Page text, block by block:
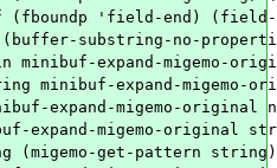
minibuf-expand-migemo-